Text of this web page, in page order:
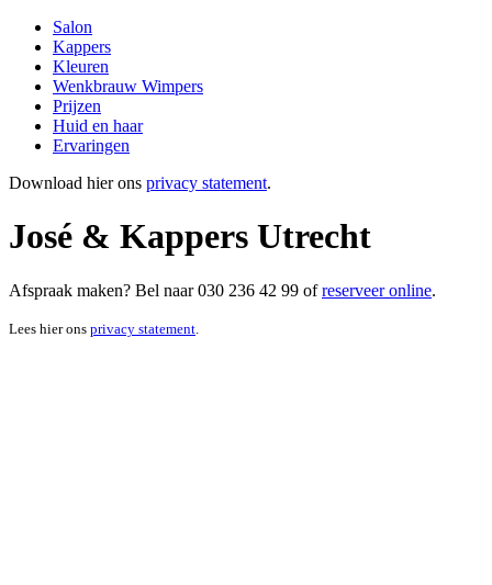
Salon
Kappers
Kleuren
Wenkbrauw Wimpers
Prijzen
Huid en haar
Ervaringen
Download hier ons privacy statement.
José & Kappers Utrecht
Afspraak maken? Bel naar 030 236 42 99 ofreserveer online.
Lees hier ons privacy statement.